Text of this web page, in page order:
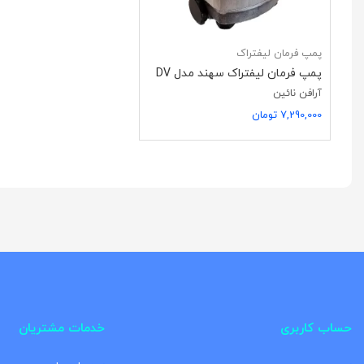
پمپ فرمان لیفتراک
پمپ فرمان لیفتراک سهند مدل DV
آرافن نائین
7,290,000 تومان
حساب کاربری خدمات مشتریان